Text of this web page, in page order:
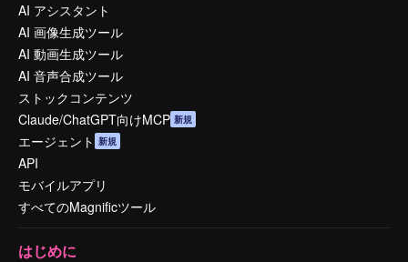
AI アシスタント
AI 画像生成ツール
AI 動画生成ツール
AI 音声合成ツール
ストックコンテンツ
Claude/ChatGPT向けMCP 新規
エージェント 新規
API
モバイルアプリ
すべてのMagnificツール
はじめに